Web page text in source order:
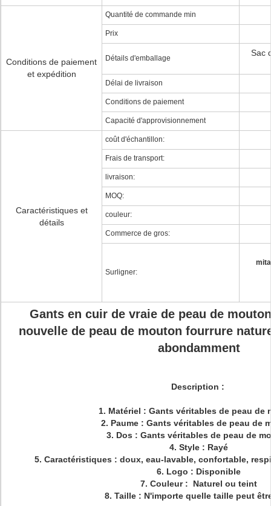
Conditions de paiement
et expédition
Quantité de commande min
Prix
Détails d'emballage
Sac
Délai de livraison
Conditions de paiement
Capacité d'approvisionnement
Caractéristiques et
détails
coût d'échantillon:
Frais de transport:
livraison:
MOQ:
couleur:
Commerce de gros:
Surligner:
Gants en cuir de vraie de peau de
nouvelle de peau de mouton fourrure
abondamment
Description :
1. Matériel : Gants véritables de peau de
2. Paume : Gants véritables de peau de
3. Dos : Gants véritables de peau de
4. Style : Rayé
5. Caractéristiques : doux, eau-lavable, confortable,
6. Logo : Disponible
7. Couleur : Naturel ou teint
8. Taille : N'importe quelle taille peut